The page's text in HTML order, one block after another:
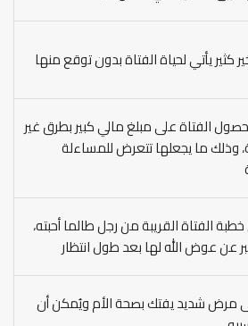
كثير يأتي لحياة الفتاة بدون توقع منها
الفتاة على مبلغ مالي كبير بطرق غير
وذلك ما يجعلها تتعرض للمساءلة
الفتاة القريبة من رجل طالما أحبته،
عن عوض الله لها بعد طول انتظار
مرض شديد يفتك بصحة الأم ويُمكن أن